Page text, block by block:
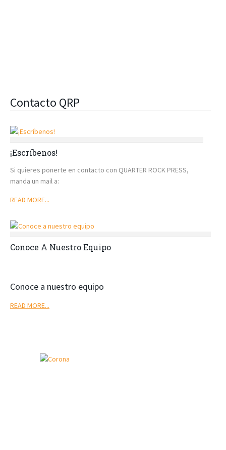
Contacto QRP
¡Escríbenos!
Si quieres ponerte en contacto con QUARTER ROCK PRESS,
manda un mail a:
READ MORE...
Conoce A Nuestro Equipo
Conoce a nuestro equipo
READ MORE...